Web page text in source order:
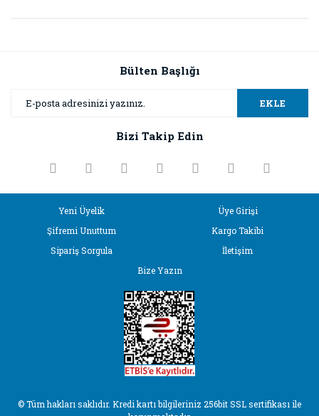
Görüş ve önerileriniz için teşekkür ederiz.
Ürün resmi kalitesiz, bozuk veya görüntülenemiyor.
Ürün bilgilerinde hatalar bulunuyor.
Gönder
Bülten Başlığı
EKLE
Bizi Takip Edin
Yeni Üyelik
Üye Girişi
Şifremi Unuttum
Kargo Takibi
Sipariş Sorgula
İletişim
Bize Yazın
© Tüm hakları saklıdır. Kredi kartı bilgileriniz 256bit SSL sertifikası ile